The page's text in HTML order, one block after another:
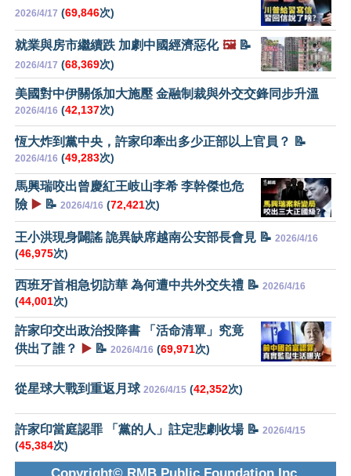
2026/4/17 (69,846次)
就業與房市繼續跌 加劇中國經濟惡化 🖼️📝
2026/4/17 (68,369次)
美國對中伊關係加大施壓 金融制裁與外交交鋒同步升溫
2026/4/16 (42,137次)
恆大炸到黨中央，許家印牽出多少正部以上官員？ 📝
2026/4/16 (49,283次)
馬興瑞咬出曾慶紅王岐山李希 李幹傑也危
險 ▶️ 📝 2026/4/16 (72,421次)
王小洪現身闢謠 詭異缺席越南公安部長會見 📝 2026/4/16
(46,975次)
西班牙首相急切訪華 為何遭中共外交失禮 📝 2026/4/16
(44,001次)
許家印交出政治投降書 「活命清單」究竟
供出了誰？
▶️ 📝 2026/4/16 (69,971次)
從星球大戰到重返月球 2026/4/15 (42,352次)
許家印當庭認罪 「黨的人」註定悲劇收場 📝 2026/4/15
(45,384次)